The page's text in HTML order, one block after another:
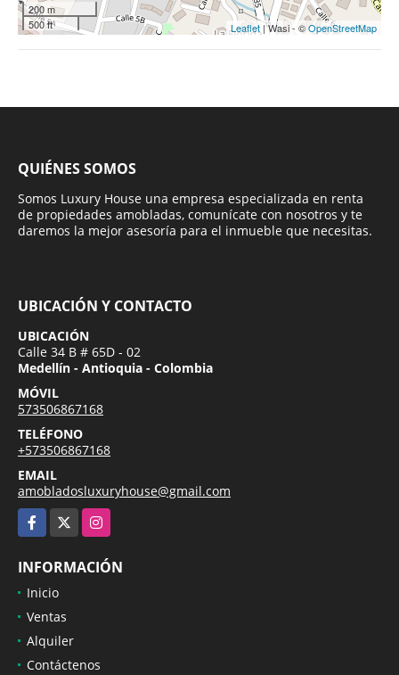
200 m
500 ft
Leaflet | Wasi - ©OpenStreetMap
QUIÉNES SOMOS
Somos Luxury House una empresa especializada en renta
de propiedades amobladas, comunícate con nosotros y te
daremos la mejor asesoría para el inmueble que necesitas.
UBICACIÓN Y CONTACTO
UBICACIÓN
Calle 34 B # 65D - 02
Medellín - Antioquia - Colombia
MÓVIL
573506867168
TELÉFONO
+573506867168
EMAIL
amobladosluxuryhouse@gmail.com
Facebook
Instagram
INFORMACIÓN
Inicio
Ventas
Alquiler
Contáctenos